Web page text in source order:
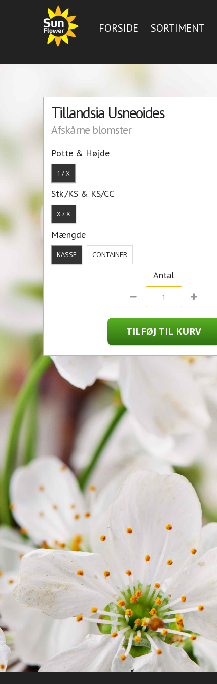
FORSIDE SORTIMENT
Tillandsia Usneoides
Afskårne blomster
Potte & Højde
1 / X
Stk./KS & KS/CC
X / X
Mængde
KASSE CONTAINER
Antal